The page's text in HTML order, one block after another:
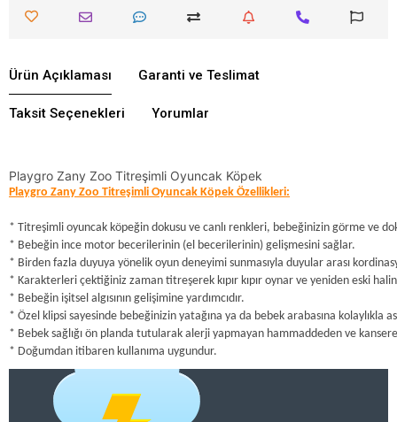
Ürün Açıklaması Garanti ve Teslimat
Taksit Seçenekleri Yorumlar
Playgro Zany Zoo Titreşimli Oyuncak Köpek
Playgro Zany Zoo Titreşimli Oyuncak Köpek Özellikleri:
* Titreşimli oyuncak köpeğin dokusu ve canlı renkleri, bebeğinizin görme ve
* Bebeğin ince motor becerilerinin (el becerilerinin) gelişmesini sağlar.
* Birden fazla duyuya yönelik oyun deneyimi sunmasıyla duyular arası
* Karakterleri çektiğiniz zaman titreşerek kıpır kıpır oynar ve yeniden eski
* Bebeğin işitsel algısının gelişimine yardımcıdır.
* Özel klipsi sayesinde bebeğinizin yatağına ya da bebek arabasına kolaylıkla
* Bebek sağlığı ön planda tutularak alerji yapmayan hammaddeden ve
* Doğumdan itibaren kullanıma uygundur.